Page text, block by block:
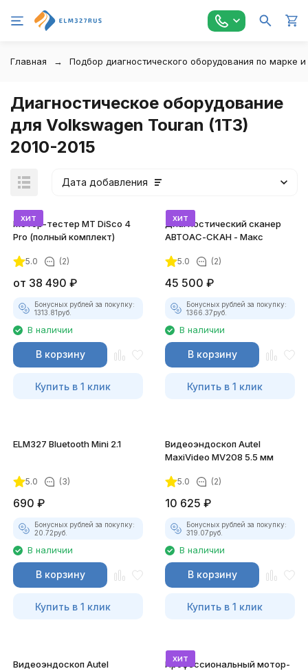
Главная Подбор диагностического оборудования по марке
Диагностическое оборудование
для Volkswagen Touran (1T3)
2010-2015
Дата добавления
хит
Мотор-тестер MT DiSco 4
Pro (полный комплект)
5.0 (2)
от 38 490 ₽
Бонусных рублей за покупку:
1313.81руб.
В наличии
В корзину
Купить в 1 клик
хит
Диагностический сканер
АВТОАС-СКАН - Макс
5.0 (2)
45 500 ₽
Бонусных рублей за покупку:
1366.37руб.
В наличии
В корзину
Купить в 1 клик
ELM327 Bluetooth Mini 2.1
5.0 (3)
690 ₽
Бонусных рублей за покупку:
20.72руб.
В наличии
В корзину
Купить в 1 клик
Видеоэндоскоп Autel
MaxiVideo MV208 5.5 мм
5.0 (2)
10 625 ₽
Бонусных рублей за покупку:
319.07руб.
В наличии
В корзину
Купить в 1 клик
Видеоэндоскоп Autel
хит
Профессиональный мотор-